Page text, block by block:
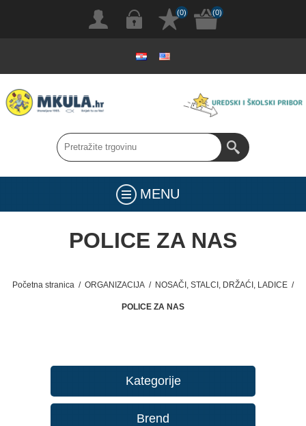
(0) (0)
MENU
POLICE ZA NAS
Početna stranica / ORGANIZACIJA / NOSAČI, STALCI, DRŽAĆI, LADICE /
POLICE ZA NAS
Kategorije
Brend